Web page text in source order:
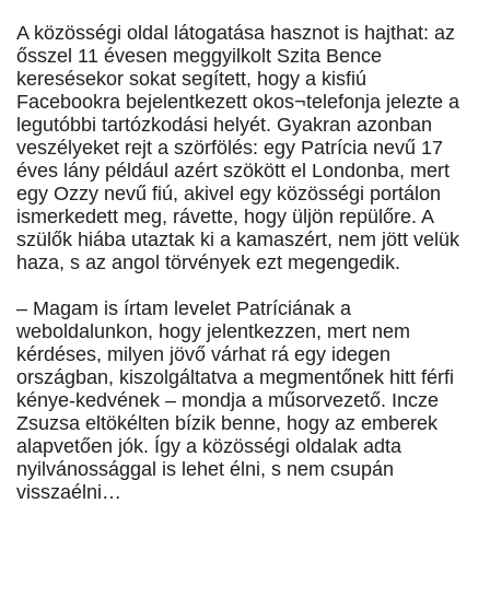
A közösségi oldal látogatása hasznot is hajthat: az
ősszel 11 évesen meggyilkolt Szita Bence
keresésekor sokat segített, hogy a kisfiú
Facebookra bejelentkezett okos¬telefonja jelezte a
legutóbbi tartózkodási helyét. Gyakran azonban
veszélyeket rejt a szörfölés: egy Patrícia nevű 17
éves lány például azért szökött el Londonba, mert
egy Ozzy nevű fiú, akivel egy közösségi portálon
ismerkedett meg, rávette, hogy üljön repülőre. A
szülők hiába utaztak ki a kamaszért, nem jött velük
haza, s az angol törvények ezt megengedik.
– Magam is írtam levelet Patríciának a
weboldalunkon, hogy jelentkezzen, mert nem
kérdéses, milyen jövő várhat rá egy idegen
országban, kiszolgáltatva a megmentőnek hitt férfi
kénye-kedvének – mondja a műsorvezető. Incze
Zsuzsa eltökélten bízik benne, hogy az emberek
alapvetően jók. Így a közösségi oldalak adta
nyilvánossággal is lehet élni, s nem csupán
visszaélni…